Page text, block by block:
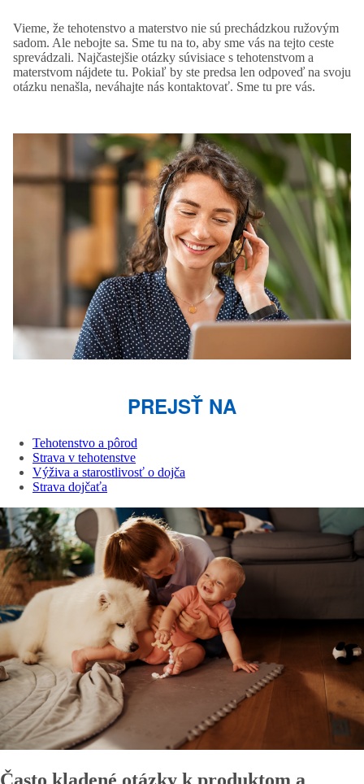
Vieme, že tehotenstvo a materstvo nie sú prechádzkou ružovým
sadom. Ale nebojte sa. Sme tu na to, aby sme vás na tejto ceste
sprevádzali. Najčastejšie otázky súvisiace s tehotenstvom a
materstvom nájdete tu. Pokiaľ by ste predsa len odpoveď na svoju
otázku nenašla, neváhajte nás kontaktovať. Sme tu pre vás.
PREJSŤ NA
Tehotenstvo a pôrod
Strava v tehotenstve
Výživa a starostlivosť o dojča
Strava dojčaťa